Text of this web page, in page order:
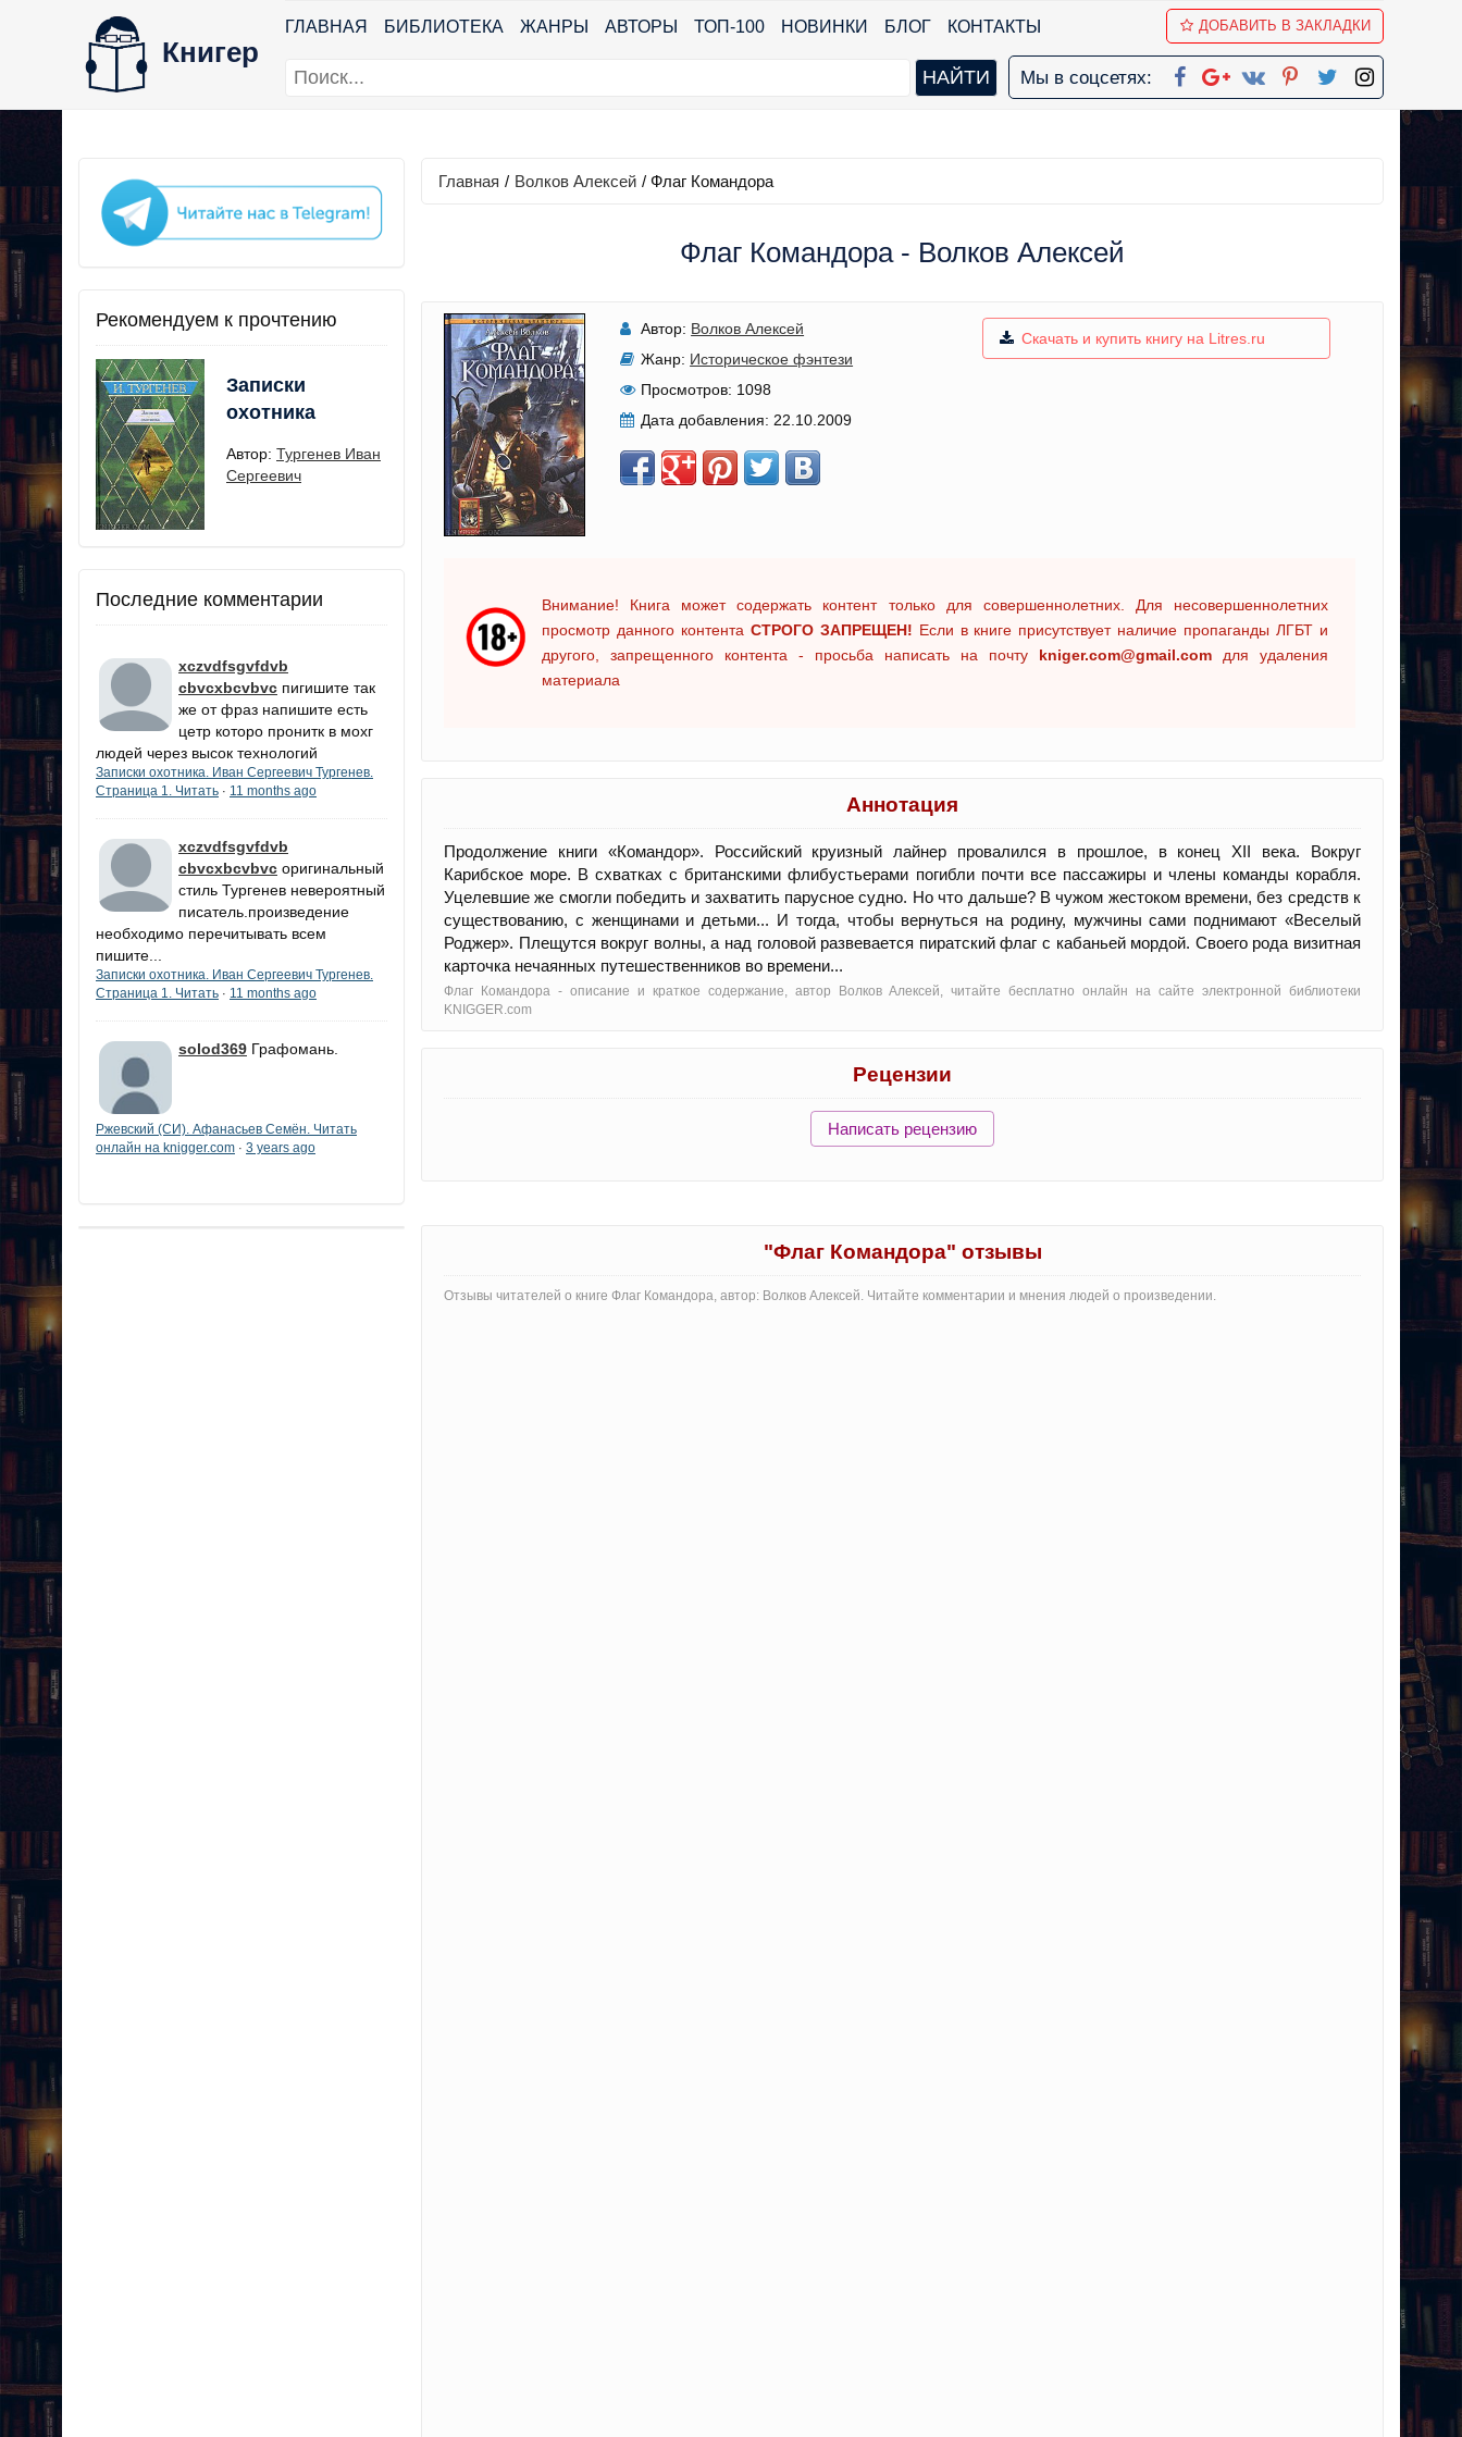
Книгер
ГЛАВНАЯ БИБЛИОТЕКА ЖАНРЫ АВТОРЫ ТОП-100 НОВИНКИ БЛОГ КОНТАКТЫ ДОБАВИТЬ В ЗАКЛАДКИ
Мы в соцсетях:
Рекомендуем к прочтению
Записки
охотника
Автор: Тургенев Иван
Сергеевич
Последние комментарии
xczvdfsgvfdvb
cbvcxbcvbvc пигишите так
же от фраз напишите есть
цетр которо пронитк в мохг
людей через высок технологий
Записки охотника. Иван Сергеевич Тургенев.
Страница 1. Читать · 11 months ago
xczvdfsgvfdvb
cbvcxbcvbvc оригинальный
стиль Тургенев невероятный
писатель.произведение
необходимо перечитывать всем
пишите...
Записки охотника. Иван Сергеевич Тургенев.
Страница 1. Читать · 11 months ago
solod369 Графомань.
Ржевский (СИ). Афанасьев Семён. Читать
онлайн на knigger.com · 3 years ago
Главная / Волков Алексей / Флаг Командора
Флаг Командора - Волков Алексей
Автор: Волков Алексей
Жанр: Историческое фэнтези
Просмотров: 1098
Дата добавления: 22.10.2009
Скачать и купить книгу на Litres.ru
Внимание! Книга может содержать контент только для совершеннолетних. Для несовершеннолетних
просмотр данного контента СТРОГО ЗАПРЕЩЕН! Если в книге присутствует наличие пропаганды ЛГБТ и
другого, запрещенного контента - просьба написать на почту kniger.com@gmail.com для удаления
материала
Аннотация
Продолжение книги «Командор». Российский круизный лайнер провалился в прошлое, в конец XII века. Вокруг
Карибское море. В схватках с британскими флибустьерами погибли почти все пассажиры и члены команды корабля.
Уцелевшие же смогли победить и захватить парусное судно. Но что дальше? В чужом жестоком времени, без средств к
существованию, с женщинами и детьми... И тогда, чтобы вернуться на родину, мужчины сами поднимают «Веселый
Роджер». Плещутся вокруг волны, а над головой развевается пиратский флаг с кабаньей мордой. Своего рода визитная
карточка нечаянных путешественников во времени...
Флаг Командора - oписание и краткое содержание, автор Волков Алексей, читайте бесплатно онлайн на сайте электронной библиотеки
KNIGGER.com
Рецензии
Написать рецензию
"Флаг Командора" отзывы
Отзывы читателей о книге Флаг Командора, автор: Волков Алексей. Читайте комментарии и мнения людей о произведении.